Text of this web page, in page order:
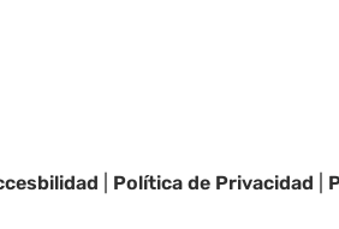
Política de Privacidad